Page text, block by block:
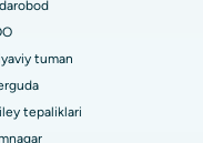
kasalxona
tuman
tepaliklari